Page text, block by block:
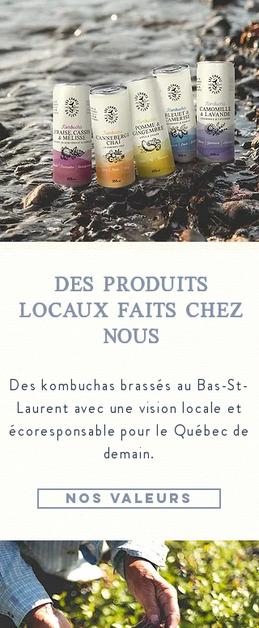
des produits
locaux faits chez
nous
Des kombuchas brassés au Bas-St-
Laurent avec une vision locale et
écoresponsable pour le Québec de
demain.
NOS VALEURS